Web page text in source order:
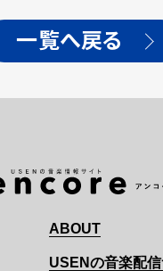
一覧へ戻る
ABOUT
USENの音楽配